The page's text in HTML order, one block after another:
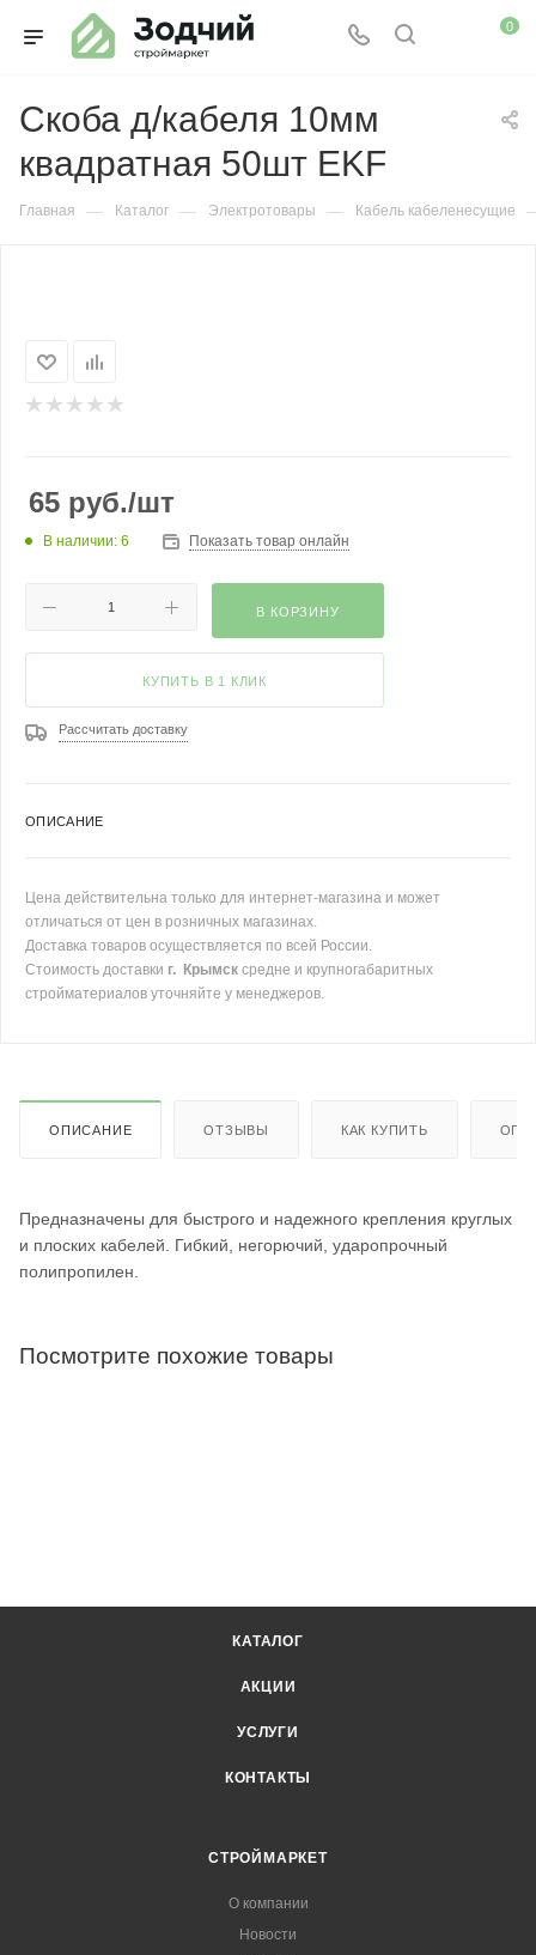
0
Скоба д/кабеля 10мм
квадратная 50шт EKF
Главная — Каталог — Электротовары — Кабель кабеленесущие
65 руб./шт
В наличии: 6 Показать товар онлайн
В КОРЗИНУ
КУПИТЬ В 1 КЛИК
Рассчитать доставку
ОПИСАНИЕ
Цена действительна только для интернет-магазина и может
отличаться от цен в розничных магазинах.
Доставка товаров осуществляется по всей России.
Стоимость доставки г. Крымск средне и крупногабаритных
стройматериалов уточняйте у менеджеров.
ОПИСАНИЕ ОТЗЫВЫ КАК КУПИТЬ
Предназначены для быстрого и надежного крепления круглых
и плоских кабелей. Гибкий, негорючий, ударопрочный
полипропилен.
Посмотрите похожие товары
КАТАЛОГ
АКЦИИ
УСЛУГИ
КОНТАКТЫ
СТРОЙМАРКЕТ
О компании
Новости